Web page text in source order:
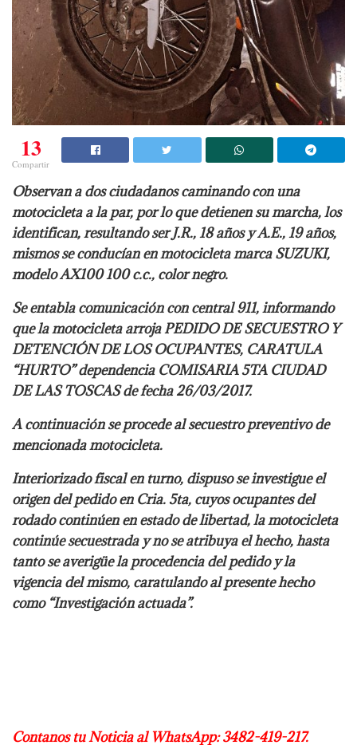
13
Compartir
Observan a dos ciudadanos caminando con una
motocicleta a la par, por lo que detienen su marcha, los
identifican, resultando ser J.R., 18 años y A.E., 19 años,
mismos se conducían en motocicleta marca SUZUKI,
modelo AX100 100 c.c., color negro.
Se entabla comunicación con central 911, informando
que la motocicleta arroja PEDIDO DE SECUESTRO Y
DETENCIÓN DE LOS OCUPANTES, CARATULA
“HURTO” dependencia COMISARIA 5TA CIUDAD
DE LAS TOSCAS de fecha 26/03/2017.
A continuación se procede al secuestro preventivo de
mencionada motocicleta.
Interiorizado fiscal en turno, dispuso se investigue el
origen del pedido en Cria. 5ta, cuyos ocupantes del
rodado continúen en estado de libertad, la motocicleta
continúe secuestrada y no se atribuya el hecho, hasta
tanto se averigüe la procedencia del pedido y la
vigencia del mismo, caratulando al presente hecho
como “Investigación actuada”.
Contanos tu Noticia al WhatsApp: 3482-419-217.